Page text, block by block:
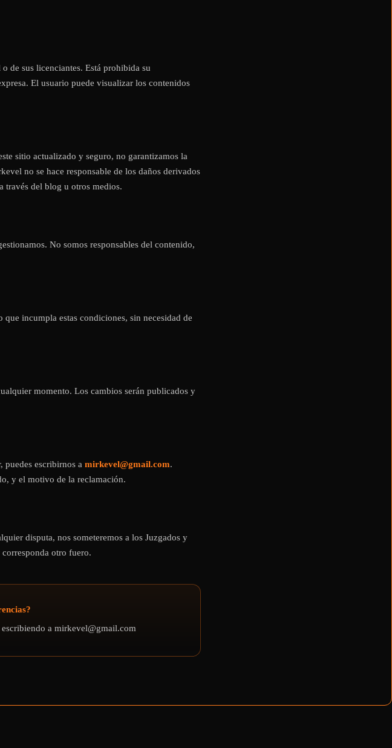
de sus licenciantes. Está prohibida su
El usuario puede visualizar los contenidos
sitio actualizado y seguro, no garantizamos la
no se hace responsable de los daños derivados
través del blog u otros medios.
No somos responsables del contenido,
incumpla estas condiciones, sin necesidad de
momento. Los cambios serán publicados y
puedes escribirnos a mirkevel@gmail.com.
y el motivo de la reclamación.
disputa, nos someteremos a los Juzgados y
otro fuero.
a mirkevel@gmail.com